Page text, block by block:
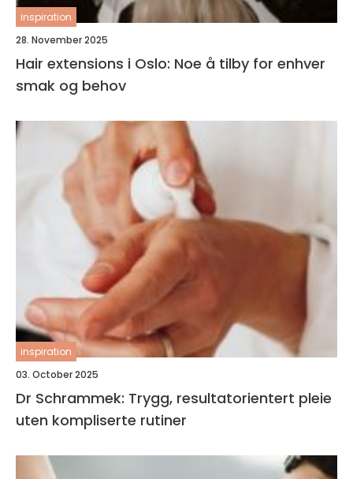
inspiration
28. November 2025
Hair extensions i Oslo: Noe å tilby for enhver
smak og behov
inspiration
03. October 2025
Dr Schrammek: Trygg, resultatorientert pleie
uten kompliserte rutiner